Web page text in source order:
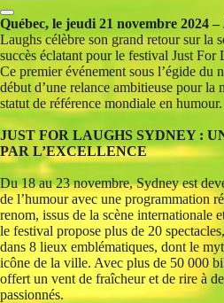
Québec, le jeudi 21 novembre 2024 –
Laughs célèbre son grand retour sur la
succès éclatant pour le festival Just
Ce premier événement sous l’égide du
début d’une relance ambitieuse pour la
statut de référence mondiale en humour.
JUST FOR LAUGHS SYDNEY :
PAR L’EXCELLENCE
Du 18 au 23 novembre, Sydney est
de l’humour avec une programmation
renom, issus de la scène internationale
le festival propose plus de 20
dans 8 lieux emblématiques, dont le
icône de la ville. Avec plus de 50 000
offert un vent de fraîcheur et de rire à
passionnés.